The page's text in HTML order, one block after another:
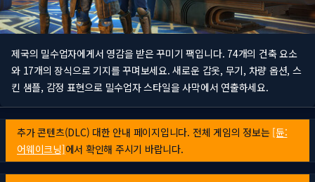
제국의 밀수업자에게서 영감을 받은 꾸미기 팩입니다. 74개의 건축 요소
와 17개의 장식으로 기지를 꾸며보세요. 새로운 갑옷, 무기, 차량 옵션, 스
킨 샘플, 감정 표현으로 밀수업자 스타일을 사막에서 연출하세요.
추가 콘텐츠(DLC) 대한 안내 페이지입니다. 전체 게임의 정보는 [듄:
어웨이크닝]에서 확인해 주시기 바랍니다.